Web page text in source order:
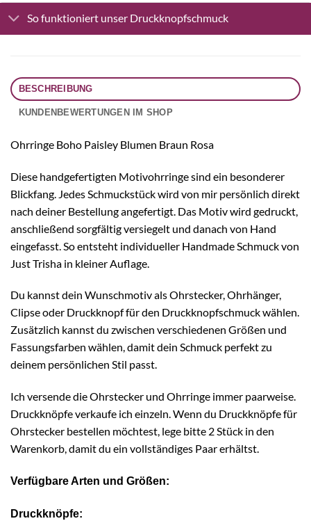
So funktioniert unser Druckknopfschmuck
BESCHREIBUNG
KUNDENBEWERTUNGEN IM SHOP
Ohrringe Boho Paisley Blumen Braun Rosa
Diese handgefertigten Motivohrringe sind ein besonderer
Blickfang. Jedes Schmuckstück wird von mir persönlich direkt
nach deiner Bestellung angefertigt. Das Motiv wird gedruckt,
anschließend sorgfältig versiegelt und danach von Hand
eingefasst. So entsteht individueller Handmade Schmuck von
Just Trisha in kleiner Auflage.
Du kannst dein Wunschmotiv als Ohrstecker, Ohrhänger,
Clipse oder Druckknopf für den Druckknopfschmuck wählen.
Zusätzlich kannst du zwischen verschiedenen Größen und
Fassungsfarben wählen, damit dein Schmuck perfekt zu
deinem persönlichen Stil passt.
Ich versende die Ohrstecker und Ohrringe immer paarweise.
Druckknöpfe verkaufe ich einzeln. Wenn du Druckknöpfe für
Ohrstecker bestellen möchtest, lege bitte 2 Stück in den
Warenkorb, damit du ein vollständiges Paar erhältst.
Verfügbare Arten und Größen:
Druckknöpfe: